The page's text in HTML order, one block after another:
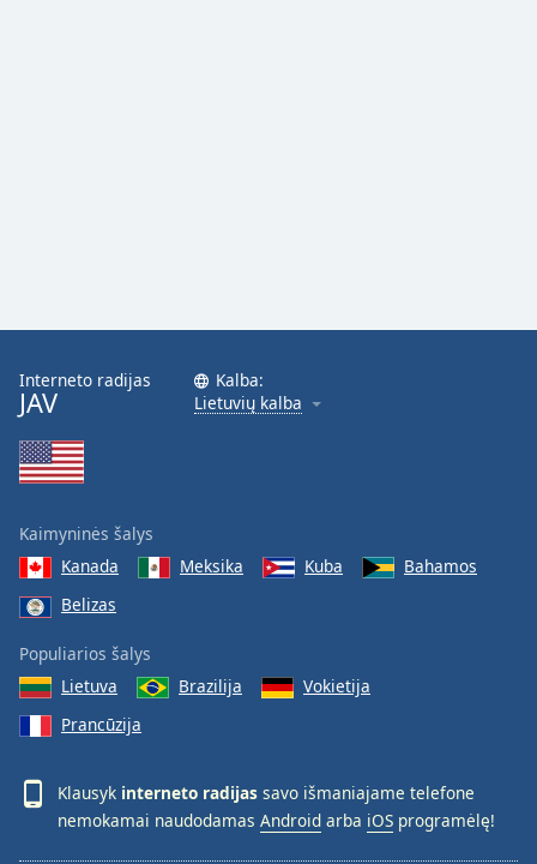
Interneto radijas
JAV
Kalba:
Lietuvių kalba
Kaimyninės šalys
Kanada
Meksika Kuba
Bahamos
Belizas
Populiarios šalys
Lietuva
Brazilija
Vokietija
Prancūzija
Klausyk interneto radijas savo išmaniajame telefone
nemokamai naudodamas Android arba iOS programėlę!